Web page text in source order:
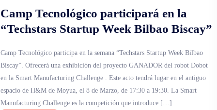
Camp Tecnológico participará en la
“Techstars Startup Week Bilbao Biscay”
Camp Tecnológico participa en la semana “Techstars Startup Week Bilbao
Biscay”. Ofrecerá una exhibición del proyecto GANADOR del robot Dobot
en la Smart Manufacturing Challenge . Este acto tendrá lugar en el antiguo
espacio de H&M de Moyua, el 8 de Marzo, de 17:30 a 19:30. La Smart
Manufacturing Challenge es la competición que introduce […]